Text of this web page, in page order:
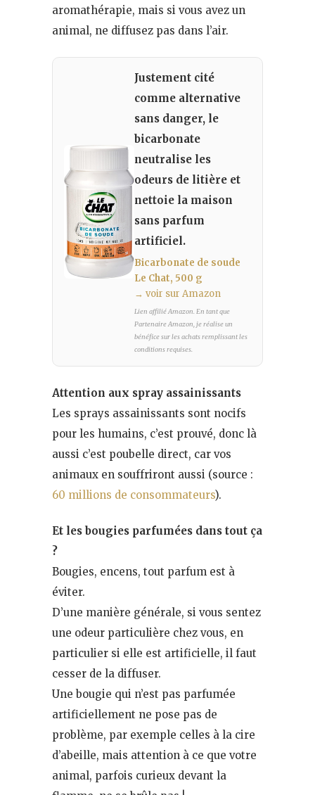
aromathérapie, mais si vous avez un
animal, ne diffusez pas dans l’air.
Justement cité
comme alternative
sans danger, le
bicarbonate
neutralise les
odeurs de litière et
nettoie la maison
sans parfum
artificiel.
Bicarbonate de soude
Le Chat, 500 g
→ voir sur Amazon
Lien affilié Amazon. En tant que
Partenaire Amazon, je réalise un
bénéfice sur les achats remplissant les
conditions requises.
Attention aux spray assainissants
Les sprays assainissants sont nocifs
pour les humains, c’est prouvé, donc là
aussi c’est poubelle direct, car vos
animaux en souffriront aussi (source :
60 millions de consommateurs).
Et les bougies parfumées dans tout ça
?
Bougies, encens, tout parfum est à
éviter.
D’une manière générale, si vous sentez
une odeur particulière chez vous, en
particulier si elle est artificielle, il faut
cesser de la diffuser.
Une bougie qui n’est pas parfumée
artificiellement ne pose pas de
problème, par exemple celles à la cire
d’abeille, mais attention à ce que votre
animal, parfois curieux devant la